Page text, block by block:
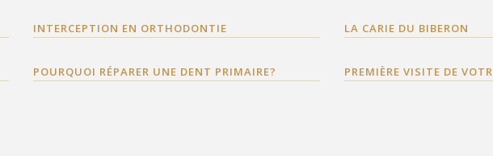
INTERCEPTION EN ORTHODONTIE LA CARIE DU BIBERON
POURQUOI RÉPARER UNE DENT PRIMAIRE? PREMIÈRE VISITE DE